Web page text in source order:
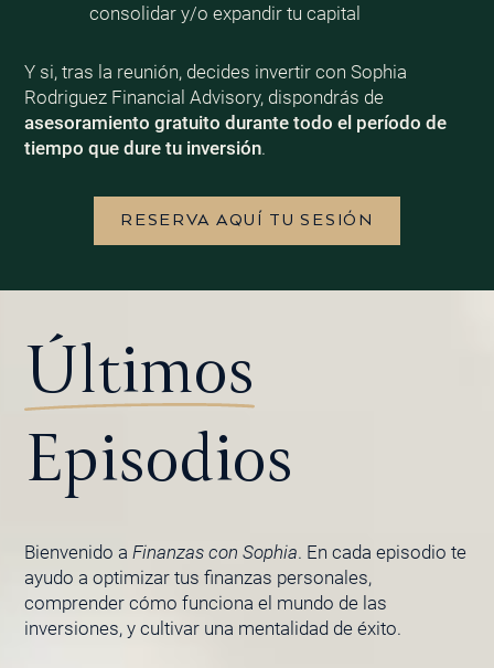
consolidar y/o expandir tu capital
Y si, tras la reunión, decides invertir con Sophia
Rodriguez Financial Advisory, dispondrás de
asesoramiento gratuito durante todo el período de
tiempo que dure tu inversión.
RESERVA AQUÍ TU SESIÓN
Últimos
Episodios
Bienvenido a Finanzas con Sophia. En cada episodio te
ayudo a optimizar tus finanzas personales,
comprender cómo funciona el mundo de las
inversiones, y cultivar una mentalidad de éxito.